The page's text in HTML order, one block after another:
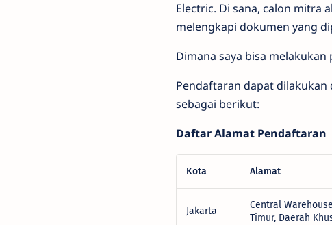
Electric. Di sana, calon
melengkapi dokumen yang
Dimana saya bisa
Pendaftaran dapat
sebagai berikut:
Daftar Alamat Pendaftaran
Kota Alamat
Jakarta
Central
Timur, Daerah